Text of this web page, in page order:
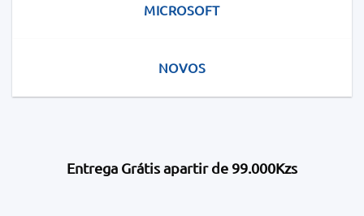
MICROSOFT
NOVOS
Entrega Grátis apartir de 99.000Kzs